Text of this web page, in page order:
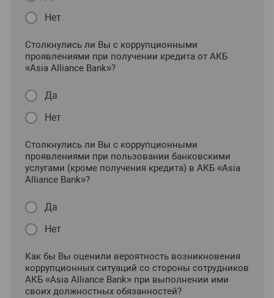
Нет
Столкнулись ли Вы с коррупционными
проявлениями при получении кредита от АКБ
«Asia Alliance Bank»?
Да
Нет
Столкнулись ли Вы с коррупционными
проявлениями при пользовании банковскими
услугами (кроме получения кредита) в АКБ «Asia
Alliance Bank»?
Да
Нет
Как бы Вы оценили вероятность возникновения
коррупционных ситуаций со стороны сотрудников
АКБ «Asia Alliance Bank» при выполнении ими
своих должностных обязанностей?